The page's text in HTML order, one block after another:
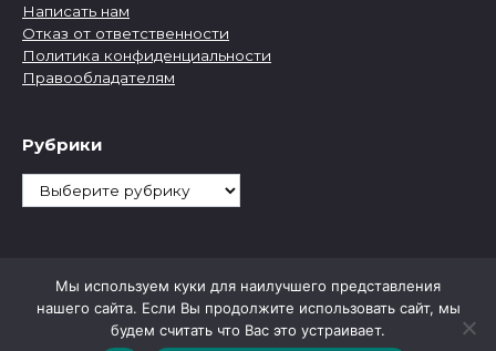
Написать нам
Отказ от ответственности
Политика конфиденциальности
Правообладателям
Рубрики
Рубрики
Мы используем куки для наилучшего представления
нашего сайта. Если Вы продолжите использовать сайт, мы
будем считать что Вас это устраивает.